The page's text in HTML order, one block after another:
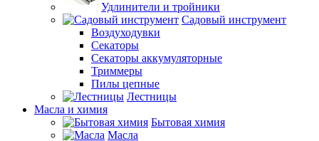
Удлинители и тройники
Садовый инструмент
Воздуходувки
Секаторы
Секаторы аккумуляторные
Триммеры
Пилы цепные
Лестницы
Масла и химия
Бытовая химия
Масла